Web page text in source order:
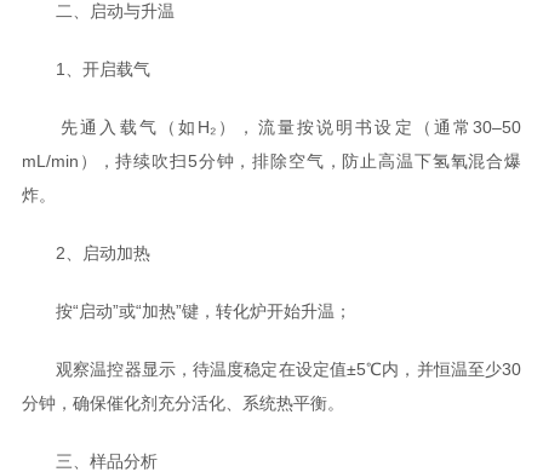
二、启动与升温
1、开启载气
先通入载气（如H₂），流量按说明书设定（通常30–50
mL/min），持续吹扫5分钟，排除空气，防止高温下氢氧混合爆
炸。
2、启动加热
按“启动”或“加热”键，转化炉开始升温；
观察温控器显示，待温度稳定在设定值±5℃内，并恒温至少30
分钟，确保催化剂充分活化、系统热平衡。
三、样品分析